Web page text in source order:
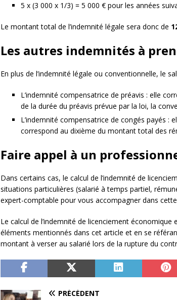
5 x (3 000 x 1/3) = 5 000 € pour les années
Le montant total de l’indemnité légale sera donc de
Les autres indemnités à
En plus de l’indemnité légale ou conventionnelle, le
L’indemnité compensatrice de préavis : elle
de la durée du préavis prévue par la loi, la
L’indemnité compensatrice de congés payés :
correspond au dixième du montant total des
Faire appel à un
Dans certains cas, le calcul de l’indemnité de
situations particulières (salarié à temps partiel,
expert-comptable pour vous accompagner dans
Le calcul de l’indemnité de licenciement
éléments mentionnés dans cet article et en se
montant à verser au salarié lors de la rupture du
PRÉCÉDENT